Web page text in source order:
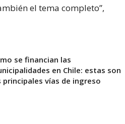
el tema completo”,
se financian las
en Chile: estas son
principales vías de ingreso